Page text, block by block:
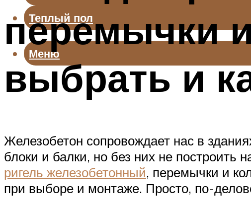
Теплый пол
Меню
перемычки
выбрать и
Железобетон сопровождает нас в
блоки и балки, но без них не построить
ригель железобетонный, перемычки и
при выборе и монтаже. Просто, по-